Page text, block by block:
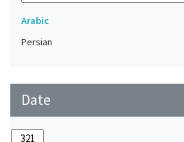
Arabic
Persian
Date